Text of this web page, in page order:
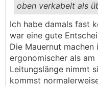
oben verkabelt als
Ich habe damals fast
war eine gute
Die Mauernut
ergonomischer als am
Leitungslänge nimmt
kommst